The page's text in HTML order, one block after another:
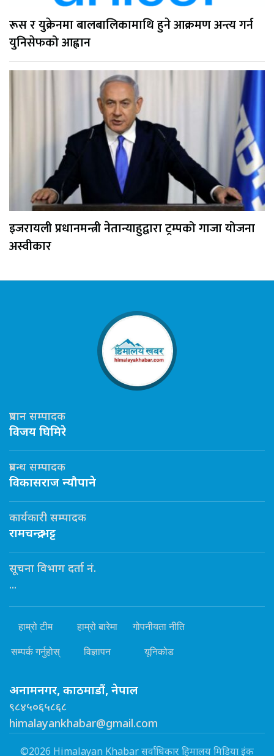
रूस र युक्रेनमा बालबालिकामाथि हुने आक्रमण अन्त्य गर्न
युनिसेफको आह्वान
इजरायली प्रधानमन्त्री नेतान्याहुद्वारा ट्रम्पको गाजा योजना
अस्वीकार
प्रधान सम्पादक
विजय घिमिरे
प्रबन्ध सम्पादक
विकासराज न्यौपाने
कार्यकारी सम्पादक
रामचन्द्र भट्ट
सूचना विभाग दर्ता नं.
...
हाम्रो टीम हाम्रो बारेमा गोपनीयता नीति
सम्पर्क गर्नुहोस् विज्ञापन यूनिकोड
अनामनगर, काठमाडौं, नेपाल
९८४५०६५८६८
himalayankhabar@gmail.com
©2026 Himalayan Khabar सर्वाधिकार हिमालय मिडिया इंक